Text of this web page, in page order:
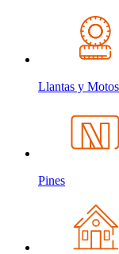
Llantas y Motos
Pines